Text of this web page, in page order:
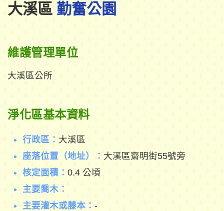
大溪區勤奮公園
維護管理單位
大溪區公所
淨化區基本資料
行政區： 大溪區
座落位置（地址）： 大溪區齋明街55號旁
核定面積： 0.4 公頃
主要喬木：
主要灌木或藤本： -